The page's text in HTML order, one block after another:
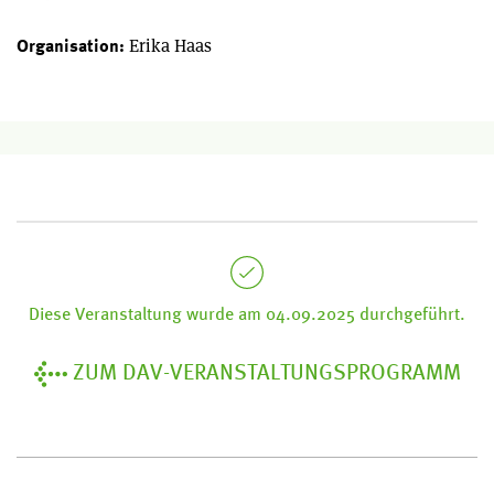
Organisation: Erika Haas
Diese Veranstaltung wurde am 04.09.2025 durchgeführt.
ZUM DAV-VERANSTALTUNGSPROGRAMM